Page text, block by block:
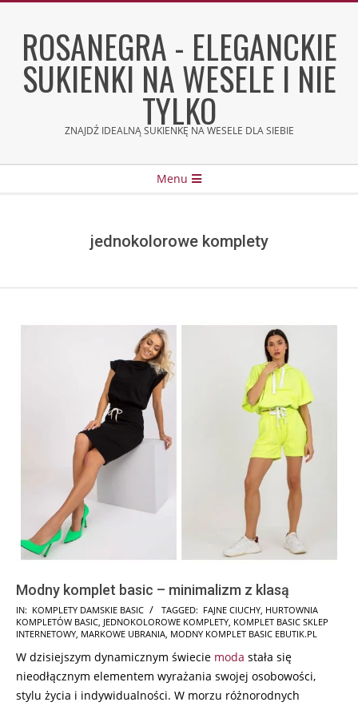
contentROSANEGRA - ELEGANCKIE
SUKIENKI NA WESELE I NIE
TYLKO
ZNAJDŹ IDEALNĄ SUKIENKĘ NA WESELE DLA SIEBIE
Menu
jednokolorowe komplety
Modny komplet basic – minimalizm z klasą
2024-
01-
IN: KOMPLETY DAMSKIE BASIC TAGGED: FAJNE CIUCHY, HURTOWNIA
KOMPLETÓW BASIC, JEDNOKOLOROWE KOMPLETY, KOMPLET BASIC SKLEP
INTERNETOWY, MARKOWE UBRANIA, MODNY KOMPLET BASIC EBUTIK.PL
W dzisiejszym dynamicznym świecie moda stała się
nieodłącznym elementem wyrażania swojej osobowości,
stylu życia i indywidualności. W morzu różnorodnych